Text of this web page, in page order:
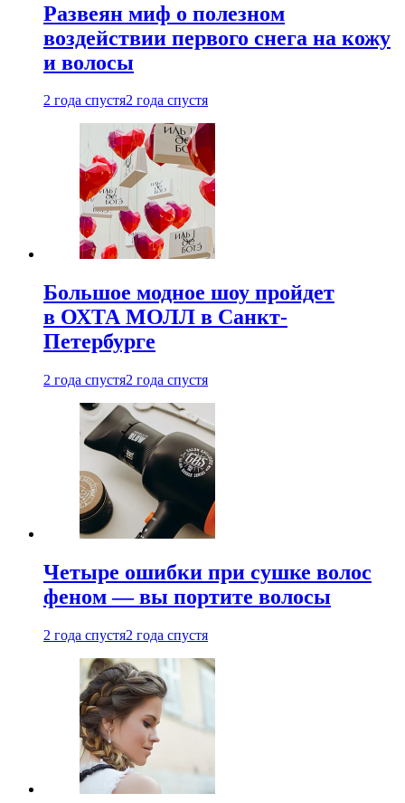
Развеян миф о полезном
воздействии первого снега на кожу
и волосы
2 года спустя2 года спустя
Большое модное шоу пройдет
в ОХТА МОЛЛ в Санкт-
Петербурге
2 года спустя2 года спустя
Четыре ошибки при сушке волос
феном — вы портите волосы
2 года спустя2 года спустя